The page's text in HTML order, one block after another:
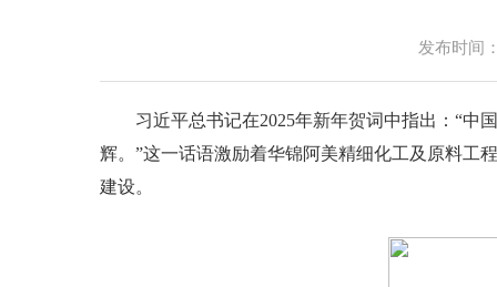
发布时间
习近平总书记在2025年新年贺词中指出：“中
辉。”这一话语激励着华锦阿美精细化工及原料工
建设。